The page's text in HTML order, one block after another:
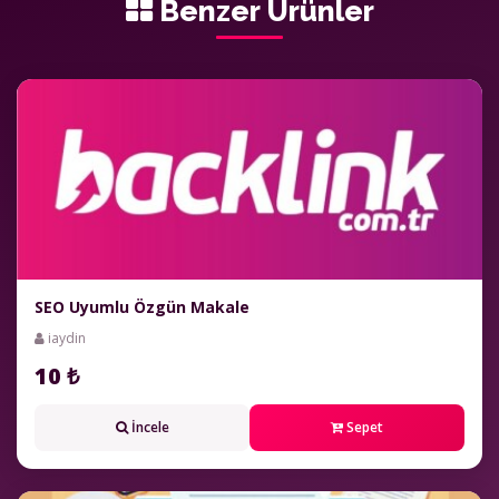
Benzer Ürünler
SEO Uyumlu Özgün Makale
iaydin
10 ₺
İncele Sepet